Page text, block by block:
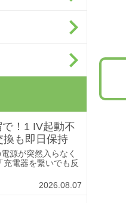
！1 IV起動不
換も即日保持
源が突然入らなく
電器を繋いでも反
2026.08.07